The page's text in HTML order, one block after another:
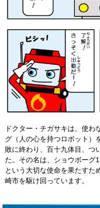
ドクター・チガサキは、使
グ（人の心を持つロボット）
敗に終わり、百十九体目、つ
た。その名は、ショウボーグ
という大切な使命を果たすた
崎市を駆け回っています。